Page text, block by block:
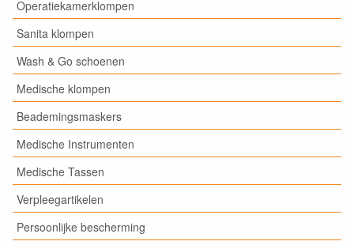
Operatiekamerklompen
Sanita klompen
Wash & Go schoenen
Medische klompen
Beademingsmaskers
Medische Instrumenten
Medische Tassen
Verpleegartikelen
Persoonlijke bescherming